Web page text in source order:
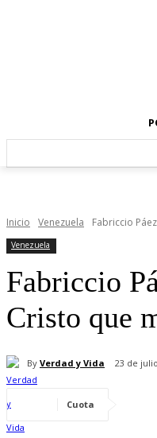
Inicio Venezuela Fabriccio
Venezuela
Fabriccio
Cristo que
By Verdad y Vida 23 de
Cuota